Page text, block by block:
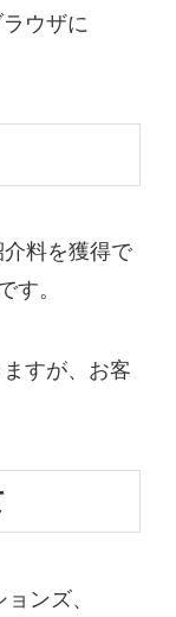
ウザに
料を獲得で
す。
すが、お客
ンズ、